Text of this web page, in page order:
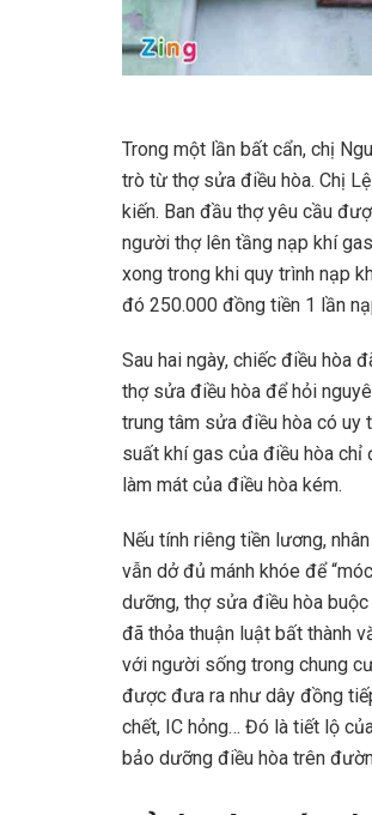
Trong một lần bất cẩn, chị
trò từ thợ sửa điều hòa. Chị
kiến. Ban đầu thợ yêu cầu
người thợ lên tầng nạp khí
xong trong khi quy trình nạp
đó 250.000 đồng tiền 1 lần
Sau hai ngày, chiếc điều hòa
thợ sửa điều hòa để hỏi
trung tâm sửa điều hòa có uy
suất khí gas của điều hòa chỉ
làm mát của điều hòa kém.
Nếu tính riêng tiền lương,
vẫn dở đủ mánh khóe để
dưỡng, thợ sửa điều hòa
đã thỏa thuận luật bất thành
với người sống trong chung
được đưa ra như dây đồng
chết, IC hỏng… Đó là tiết lộ
bảo dưỡng điều hòa trên